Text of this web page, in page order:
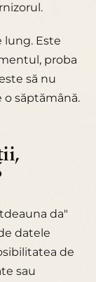
lung. Este
proba
să nu
săptămână.
da"
datele
de
sau